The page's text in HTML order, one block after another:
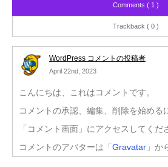
Comments ( 1 )
Trackback ( 0 )
WordPress コメントの投稿者
April 22nd, 2023
こんにちは、これはコメントです。
コメントの承認、編集、削除を始める
「コメント画面」にアクセスしてくだ
コメントのアバターは「 Gravatar 」か